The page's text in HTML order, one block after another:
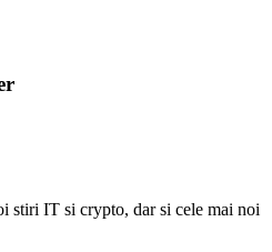
stiri IT si crypto, dar si cele mai noi